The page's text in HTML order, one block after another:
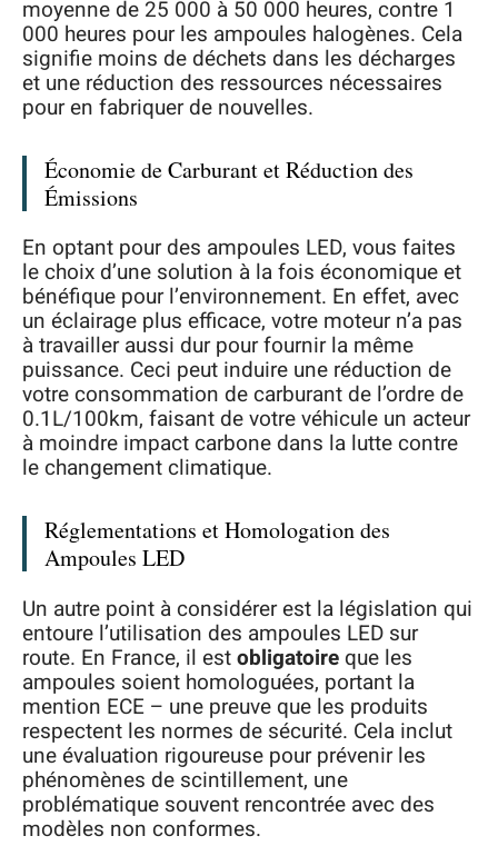
moyenne de 25 000 à 50 000 heures, contre 1
000 heures pour les ampoules halogènes. Cela
signifie moins de déchets dans les décharges
et une réduction des ressources nécessaires
pour en fabriquer de nouvelles.
Économie de Carburant et Réduction des
Émissions
En optant pour des ampoules LED, vous faites
le choix d’une solution à la fois économique et
bénéfique pour l’environnement. En effet, avec
un éclairage plus efficace, votre moteur n’a pas
à travailler aussi dur pour fournir la même
puissance. Ceci peut induire une réduction de
votre consommation de carburant de l’ordre de
0.1L/100km, faisant de votre véhicule un acteur
à moindre impact carbone dans la lutte contre
le changement climatique.
Réglementations et Homologation des
Ampoules LED
Un autre point à considérer est la législation qui
entoure l’utilisation des ampoules LED sur
route. En France, il estobligatoire que les
ampoules soient homologuées, portant la
mention ECE – une preuve que les produits
respectent les normes de sécurité. Cela inclut
une évaluation rigoureuse pour prévenir les
phénomènes de scintillement, une
problématique souvent rencontrée avec des
modèles non conformes.